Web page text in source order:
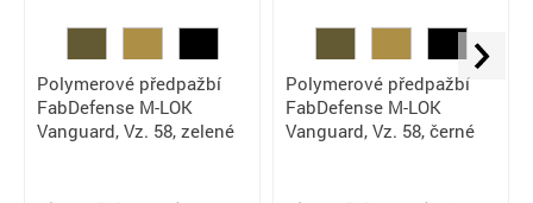
Polymerové předpažbí
FabDefense M-LOK
Vanguard, Vz. 58, zelené
Polymerové předpažbí
FabDefense M-LOK
Vanguard, Vz. 58, černé